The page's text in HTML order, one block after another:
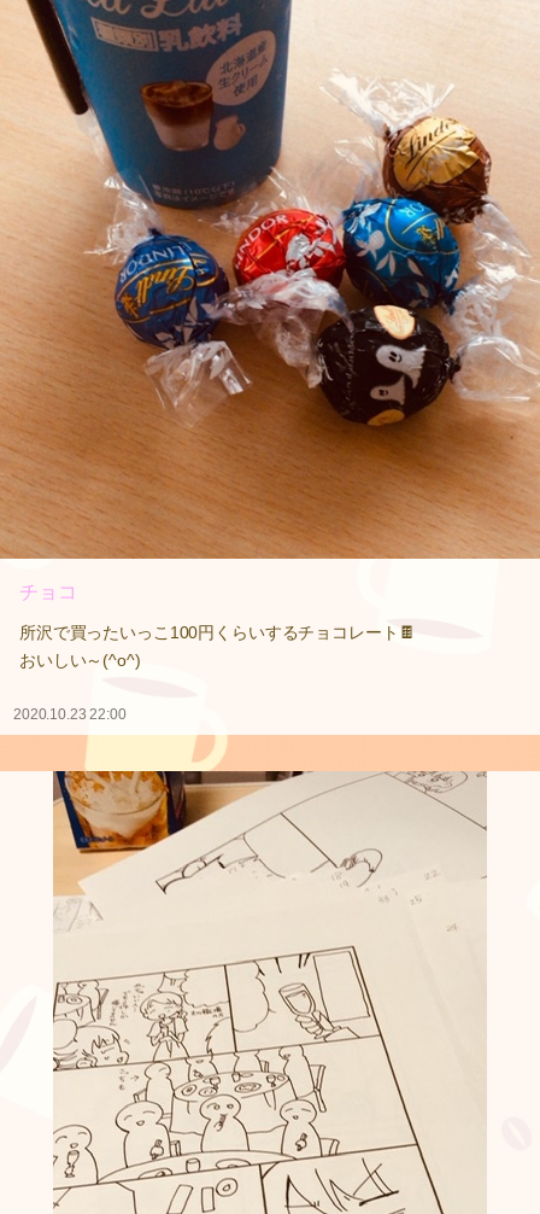
チョコ
所沢で買ったいっこ100円くらいするチョコレート🍫
おいしい～(^o^)
2020.10.23 22:00